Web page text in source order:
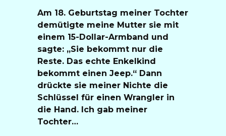
Am 18. Geburtstag meiner Tochter
demütigte meine Mutter sie mit
einem 15-Dollar-Armband und
sagte: „Sie bekommt nur die
Reste. Das echte Enkelkind
bekommt einen Jeep.“ Dann
drückte sie meiner Nichte die
Schlüssel für einen Wrangler in
die Hand. Ich gab meiner
Tochter…